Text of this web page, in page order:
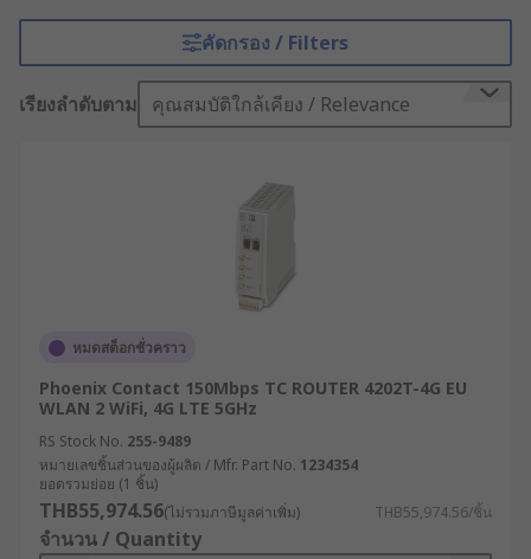
และการสื่อสารแบบเครื่องสู่เครื่อง (M2M
Communication) กลายเป็นหัวใจหลักของการดำเนิน
งานภาคอุตสาหกรรม ระบบเครือข่ายจึงต้องมีความ
เสถียร ปลอดภัย และพร้อมใช้งานตลอดเวลา “เราเตอร์
อินเทอร์เน็ต (Internet Router)” ที่ใช้งานในโรงงานจึง
แวดล้อมที่ต่างกัน ความต้องการที่เฉพาะทาง และ
ความสำคัญของข้อมูลที่ไหลเวียนในระบบต้องการ
อุปกรณ์ที่เชื่อถือได้ในระดับอุตสาหกรรม
เราเตอร์อินเทอร์เน็ตคืออะไร
เราเตอร์อินเทอร์เน็ต หรือโมเด็มเราเตอร์ คืออุปกรณ์
เครือข่ายที่ช่วยให้เครื่องมือภายในอาคารสามารถ
เชื่อมต่อกับอินเทอร์เน็ตได้ โดยโมเด็มเราเตอร์จะรวม
ฟังก์ชันของโมเด็มและเราเตอร์ไว้ในอุปกรณ์เดียวกัน
โมเด็มทำหน้าที่รับบริการอินเทอร์เน็ตจากผู้ให้บริการ
เข้ามายังบ้านหรือสำนักงาน จากนั้นข้อมูลจะถูกส่งต่อ
คัดกรอง / Filters
เรียงลำดับตาม คุณสมบัติใกล้เคียง / Relevance
หมดสต็อกชั่วคราว
Phoenix Contact 150Mbps TC ROUTER 4202T-4G EU
WLAN 2 WiFi, 4G LTE 5GHz
RS Stock No. 255-9489
หมายเลขชิ้นส่วนของผู้ผลิต / Mfr. Part No. 1234354
ยอดรวมย่อย (1 ชิ้น)
THB55,974.56(ไม่รวมภาษีมูลค่าเพิ่ม) THB55,974.56/ชิ้น
จำนวน / Quantity